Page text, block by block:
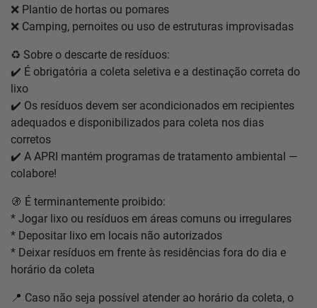
❌ Plantio de hortas ou pomares
❌ Camping, pernoites ou uso de estruturas improvisadas
♻️ Sobre o descarte de resíduos:
✔️ É obrigatória a coleta seletiva e a destinação correta do
lixo
✔️ Os resíduos devem ser acondicionados em recipientes
adequados e disponibilizados para coleta nos dias
corretos
✔️ A APRI mantém programas de tratamento ambiental —
colabore!
🚯 É terminantemente proibido:
* Jogar lixo ou resíduos em áreas comuns ou irregulares
* Depositar lixo em locais não autorizados
* Deixar resíduos em frente às residências fora do dia e
horário da coleta
📍 Caso não seja possível atender ao horário da coleta, o